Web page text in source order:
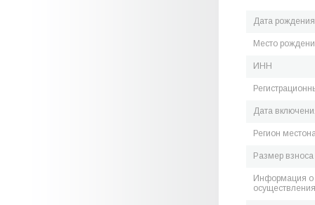
Дата рождения
Место
ИНН
Дата
Регион
Размер
Информация о